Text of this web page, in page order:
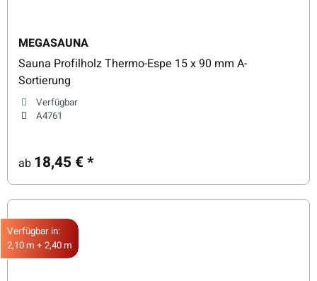
MEGASAUNA
Sauna Profilholz Thermo-Espe 15 x 90 mm A-
Sortierung
Verfügbar
A4761
ab 18,45 €*
Verfügbar in:
2,10 m + 2,40 m